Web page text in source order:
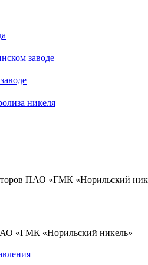
заводе
никеля
ПАО «ГМК «Норильский
«ГМК «Норильский никель»